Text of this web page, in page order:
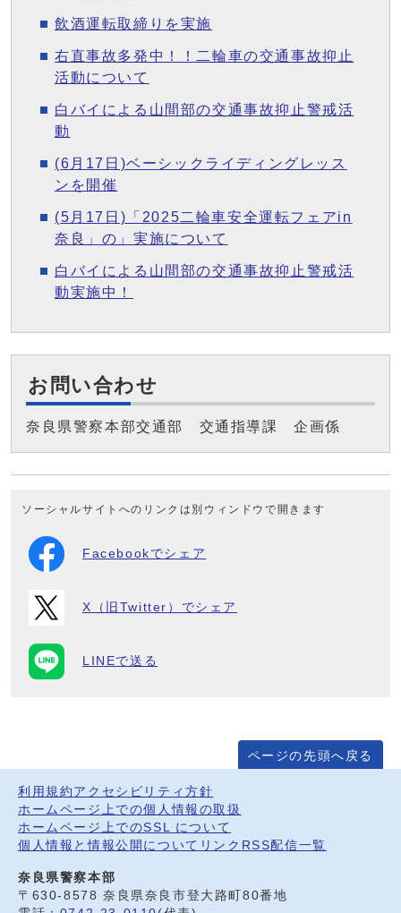
飲酒運転取締りを実施
右直事故多発中！！二輪車の交通事故抑止
活動について
白バイによる山間部の交通事故抑止警戒活
動
(6月17日)ベーシックライディングレッス
ンを開催
(5月17日)「2025二輪車安全運転フェアin
奈良」の」実施について
白バイによる山間部の交通事故抑止警戒活
動実施中！
お問い合わせ
奈良県警察本部交通部 交通指導課 企画係
ソーシャルサイトへのリンクは別ウィンドウで開きます
Facebookでシェア
X（旧Twitter）でシェア
LINEで送る
ページの先頭へ戻る
利用規約 アクセシビリティ方針
ホームページ上での個人情報の取扱
ホームページ上でのSSL について
個人情報と情報公開について リンク RSS配信一覧
奈良県警察本部
〒630-8578 奈良県奈良市登大路町80番地